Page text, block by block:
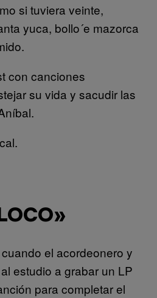
si tuviera veinte,
yuca, bollo´e mazorca
con canciones
su vida y sacudir las
el acordeonero y
estudio a grabar un LP
para completar el